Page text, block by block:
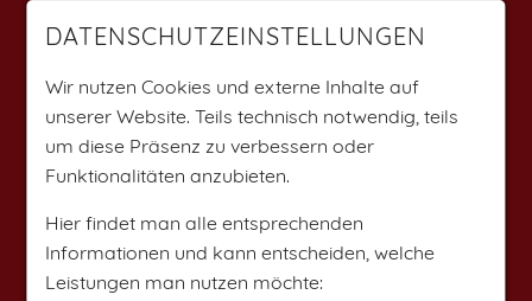
Weitere Angebote findest du auf:
DATENSCHUTZEINSTELLUNGEN
Wir nutzen Cookies und externe Inhalte auf
unserer Website. Teils technisch notwendig, teils
um diese Präsenz zu verbessern oder
Funktionalitäten anzubieten.
Hier findet man alle entsprechenden
Informationen und kann entscheiden, welche
Leistungen man nutzen möchte: